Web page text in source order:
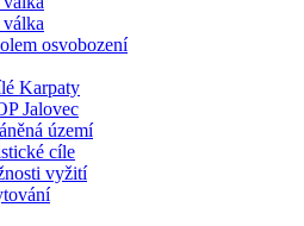
válka
osvobození
Karpaty
Jalovec
území
cíle
vyžití